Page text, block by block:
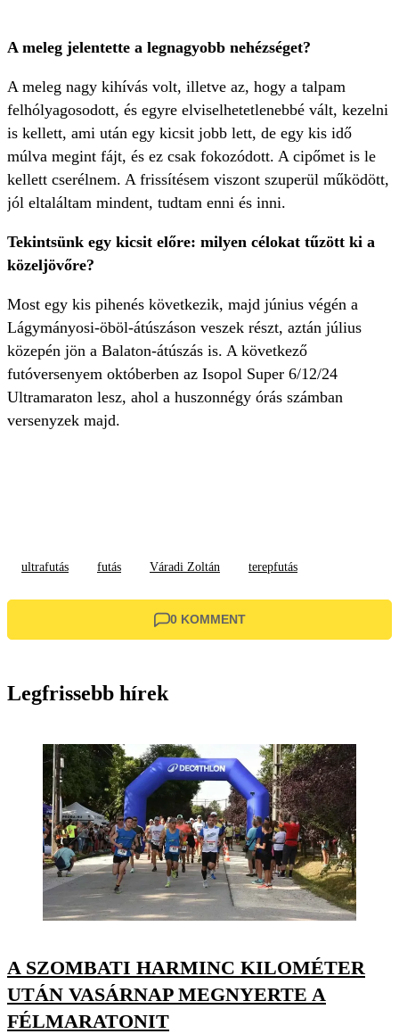
A meleg jelentette a legnagyobb nehézséget?
A meleg nagy kihívás volt, illetve az, hogy a talpam
felhólyagosodott, és egyre elviselhetetlenebbé vált, kezelni
is kellett, ami után egy kicsit jobb lett, de egy kis idő
múlva megint fájt, és ez csak fokozódott. A cipőmet is le
kellett cserélnem. A frissítésem viszont szuperül működött,
jól eltaláltam mindent, tudtam enni és inni.
Tekintsünk egy kicsit előre: milyen célokat tűzött ki a
közeljövőre?
Most egy kis pihenés következik, majd június végén a
Lágymányosi-öböl-átúszáson veszek részt, aztán július
közepén jön a Balaton-átúszás is. A következő
futóversenyem októberben az Isopol Super 6/12/24
Ultramaraton lesz, ahol a huszonnégy órás számban
versenyzek majd.
ultrafutás futás Váradi Zoltán terepfutás
0 KOMMENT
Legfrissebb hírek
A SZOMBATI HARMINC KILOMÉTER
UTÁN VASÁRNAP MEGNYERTE A
FÉLMARATONIT